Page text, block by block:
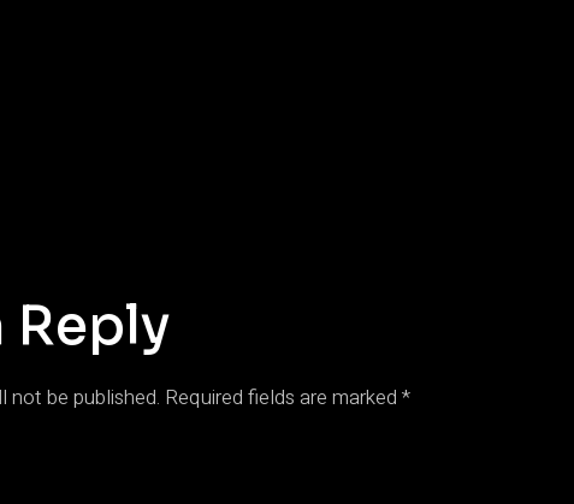
Reply
not be published. Required fields are marked *